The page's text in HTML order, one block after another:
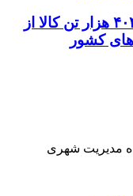
جابه جایی بیش از ۲ میلیون و ۴۰۴ هزار تن کالا از
کشور